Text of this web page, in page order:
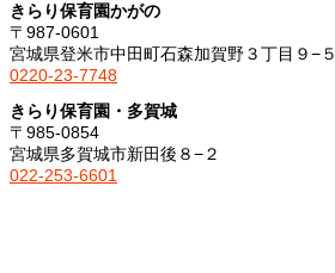
きらり保育園かがの
〒987-0601
宮城県登米市中田町石森加賀野３丁目９−５
0220-23-7748
きらり保育園・多賀城
〒985-0854
宮城県多賀城市新田後８−２
022-253-6601